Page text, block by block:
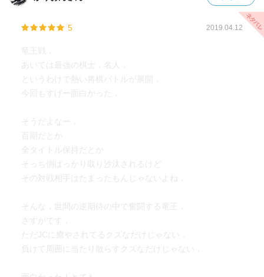
5 2019.04.12
竜王戦．
あいては最強の棋士，名人．
というわけで熱い将棋バトルが展開．
今回もすげー面白かった．
そうだよなー，
百期だとか
全タイトル保持だとか
そっち側ばっかり取り沙汰されるけど
その対戦相手はたまったもんじゃないよね．
そんな，世間の逆期待の中で奮闘する竜王．
さすがです．
ただJCに癒やされてるクズなだけじゃない．
負けて周囲に当たり散らすクズなだけじゃない．